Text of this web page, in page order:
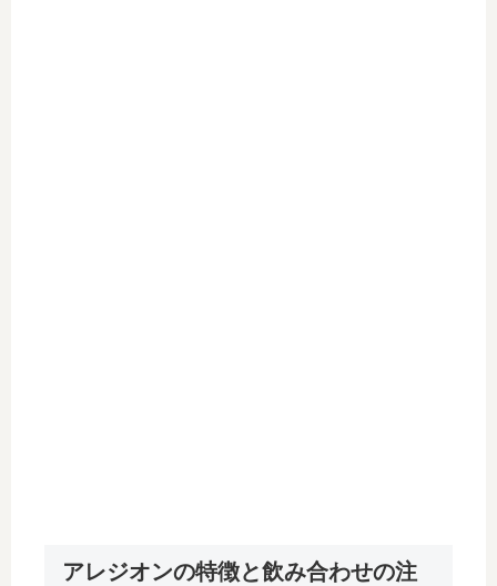
アレジオンの特徴と飲み合わせの注